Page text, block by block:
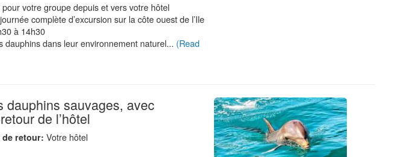
votre groupe depuis et vers votre hôtel
complète d’excursion sur la côte ouest de l’Ile
à 14h30
dauphins dans leur environnement naturel... (Read
dauphins sauvages, avec
de l’hôtel
de retour: Votre hôtel